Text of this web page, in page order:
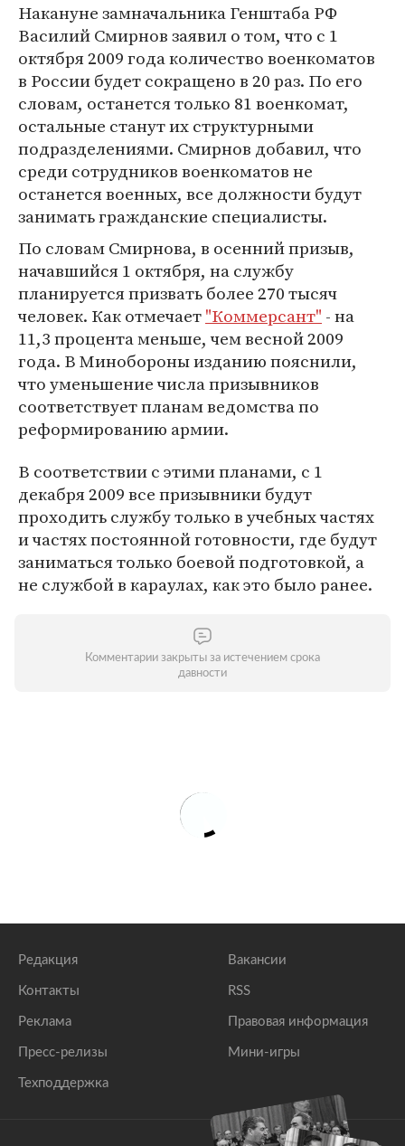
Накануне замначальника Генштаба РФ
Василий Смирнов заявил о том, что с 1
октября 2009 года количество военкоматов
в России будет сокращено в 20 раз. По его
словам, останется только 81 военкомат,
остальные станут их структурными
подразделениями. Смирнов добавил, что
среди сотрудников военкоматов не
останется военных, все должности будут
занимать гражданские специалисты.
По словам Смирнова, в осенний призыв,
начавшийся 1 октября, на службу
планируется призвать более 270 тысяч
человек. Как отмечает"Коммерсант" - на
11,3 процента меньше, чем весной 2009
года. В Минобороны изданию пояснили,
что уменьшение числа призывников
соответствует планам ведомства по
реформированию армии.
В соответствии с этими планами, с 1
декабря 2009 все призывники будут
проходить службу только в учебных частях
и частях постоянной готовности, где будут
заниматься только боевой подготовкой, а
не службой в караулах, как это было ранее.
Комментарии закрыты за истечением срока
давности
Редакция
Контакты
Реклама
Пресс-релизы
Техподдержка
Вакансии
RSS
Правовая информация
Мини-игры